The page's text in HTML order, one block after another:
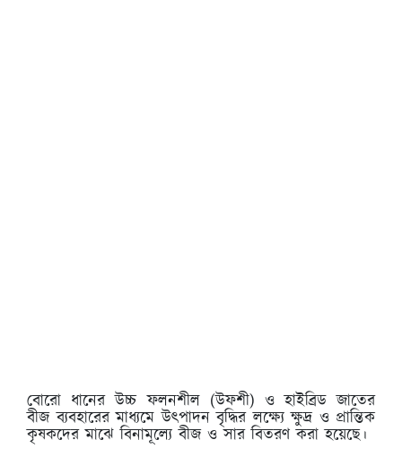
বোরো ধানের উচ্চ ফলনশীল (উফশী) ও হাইব্রিড জাতের
বীজ ব্যবহারের মাধ্যমে উৎপাদন বৃদ্ধির লক্ষ্যে ক্ষুদ্র ও প্রান্তিক
কৃষকদের মাঝে বিনামূল্যে বীজ ও সার বিতরণ করা হয়েছে।